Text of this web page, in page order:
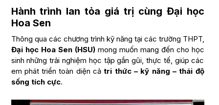
Hành trình lan tỏa giá trị cùng Đại học
Hoa Sen
Thông qua các chương trình kỹ năng tại các trường THPT,
Đại học Hoa Sen (HSU)mong muốn mang đến cho học
sinh những trải nghiệm học tập gần gũi, thực tế, giúp các
em phát triển toàn diện cảtri thức – kỹ năng – thái độ
sống tích cực.